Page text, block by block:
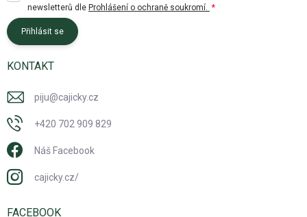
newsletterů dle Prohlášení o ochraně soukromí.
Přihlásit se
KONTAKT
piju@cajicky.cz
+420 702 909 829
Náš Facebook
cajicky.cz/
FACEBOOK